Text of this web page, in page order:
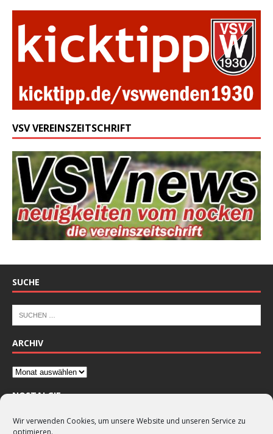
Wir verwenden Cookies, um unsere Website und unseren Service zu
optimieren.
VSV VEREINSZEITSCHRIFT
SUCHE
ARCHIV
NOSTALGIE